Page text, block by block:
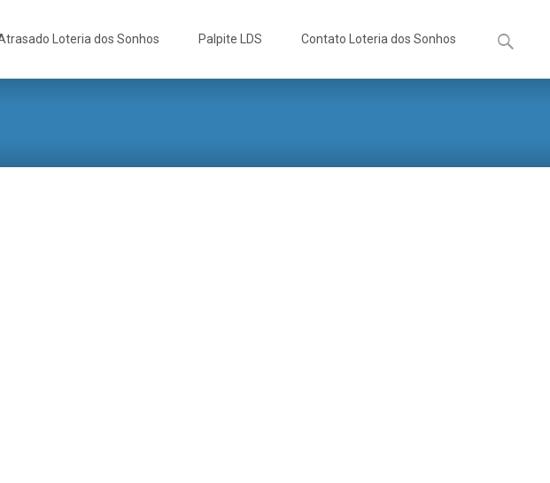
Loteria dos Sonhos Palpite LDS Contato Loteria dos Sonhos
por: